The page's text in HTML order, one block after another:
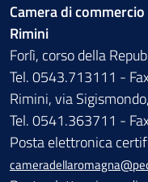
Camera di
Rimini
Forlì, corso della
Tel. 0543.713111 -
Rimini, via
Tel. 0541.363711 -
Posta elettronica